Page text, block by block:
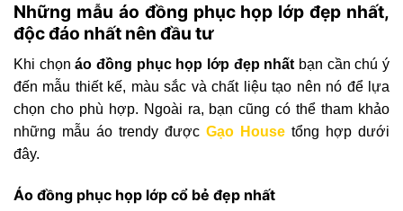
Những mẫu áo đồng phục họp lớp đẹp nhất,
độc đáo nhất nên đầu tư
Khi chọnáo đồng phục họp lớp đẹp nhất bạn cần chú ý
đến mẫu thiết kế, màu sắc và chất liệu tạo nên nó để lựa
chọn cho phù hợp. Ngoài ra, bạn cũng có thể tham khảo
những mẫu áo trendy được Gạo House tổng hợp dưới
đây.
Áo đồng phục họp lớp cổ bẻ đẹp nhất